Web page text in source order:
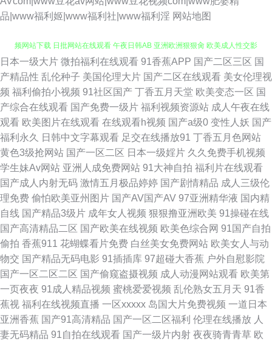
品|www福利姬|www福利社|www福利淫 网站地图
欧美性爱网第一页 午夜日韩 日韩国产久久婷婷 成人免费视频网站 91看片视
频网站下载 日批网站在线观看 午夜日韩AB 亚洲欧洲狠狠肏 欧美成人性交影
片 91v在线 国产16页 浮力影院国产1 欧美三极 欧美中文字 久久精品日韩视
频网 国产精品免费入口 操逼八区 91色网软件 成人性爱午夜剧场 国产黄色自
拍网址 欧美日本色色91 欧洲极品另类 超碰97自慰 岛国欧美 色婷伊人网 麻
豆mv 天美视频在线免费入口 ab天堂中文 香焦导航 91蜜挑桃视频 99超碰碰
碰碰碰 老湿机影音 青青操网 九一色版 欧美日韩情爱网 精品无码日韩人妻系
列 97超碰影视 国产第五页 九七资源站 欧美高清毛片 激情婷婷国产精品 欧
美性生活全过程 欧美色图日本 精品成人免费在线视频 97人人制服精品 成人
精品AV 久久无码性爱 黄色电影快播 自拍少妇16p 91探花最新上传 亚洲第一
日本一级大片 微拍福利在线观看 91香蕉APP 国产二区三区 国
产精品性 乱伦种子 美国伦理大片 国产二区在线观看 美女伦理视
频 福利偷拍小视频 91社区国产 丁香五月天堂 欧美变态一区 国
产综合在线观看 国产免费一级片 福利视频资源站 成人午夜在线
观看 欧美图片在线观看 在线观看h视频 国产a级0 变性人妖 国产
福利永久
日韩中文字幕观看 足交在线播放91 丁香五月色网站
黄色3级抢网站 国产一区二区 日本一级婬片 久久免费手机视频
学生妹Av网站 亚洲人成免费网站 91大神自拍 福利片在线观看
国产成人内射无码 激情五月极品婷婷 国产剧情精品 成人三级伦
理免费 偷怕欧美亚州图片 国产AV国产AV 97亚洲精华液 国内精
自线 国产精品3级片 成年女人视频 狠狠撸亚洲欧美 91操碰在线
国产高清精品二区 国产欧美在线视频 欧美色综合网 91国产自拍
偷拍 香蕉911 花蝴蝶看片免费 白丝美女免费网站 欧美女人与动
物交 国产精品无码电影 91插插库 97超碰大香蕉 户外自慰影院
国产一区二区二区 国产偷窥盗摄视频 成人动漫网站观看 欧美第
一页夜夜 91成人精品视频 蜜桃爱爱视频 乱伦熟女五月天 91香
蕉视 福利在线视频直播 一区xxxxx 岛国大片免费视频 一道日本
亚洲香蕉 国产91高清精品 国产一区二区福利 伦理在线播放 人
妻无码精品 91自拍在线观看 国产一级片内射 夜夜骑青青草 欧